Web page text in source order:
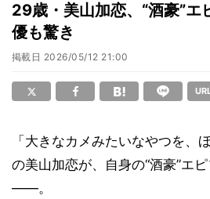
29歳・美山加恋、“酒豪”エ
優も驚き
掲載日 2026/05/12 21:00
「大きなカメみたいなやつを、
の美山加恋が、自身の“酒豪”エ
――。